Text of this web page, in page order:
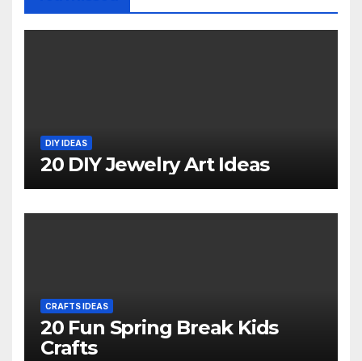
DIY IDEAS
20 DIY Jewelry Art Ideas
CRAFTS IDEAS
20 Fun Spring Break Kids
Crafts